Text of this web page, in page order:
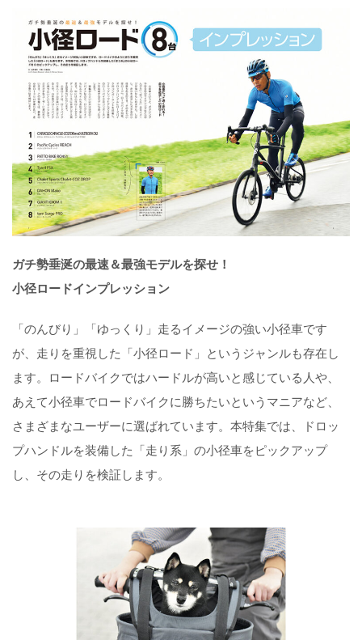
ガチ勢垂涎の最速＆最強モデルを探せ！
小径ロードインプレッション
「のんびり」「ゆっくり」走るイメージの強い小径車です
が、走りを重視した「小径ロード」というジャンルも存在し
ます。ロードバイクではハードルが高いと感じている人や、
あえて小径車でロードバイクに勝ちたいというマニアなど、
さまざまなユーザーに選ばれています。本特集では、ドロッ
プハンドルを装備した「走り系」の小径車をピックアップ
し、その走りを検証します。